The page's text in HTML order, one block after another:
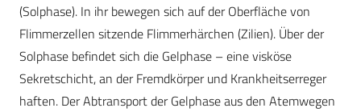
(Solphase). In ihr bewegen sich auf der Oberfläche von
Flimmerzellen sitzende Flimmerhärchen (Zilien). Über der
Solphase befindet sich die Gelphase – eine visköse
Sekretschicht, an der Fremdkörper und Krankheitserreger
haften. Der Abtransport der Gelphase aus den Atemwegen